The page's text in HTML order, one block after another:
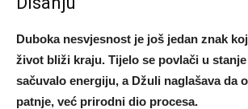
Duboka nesvjesnost je još jedan znak
život bliži kraju. Tijelo se povlači u
sačuvalo energiju, a Džuli naglašava da
patnje, već prirodni dio procesa.